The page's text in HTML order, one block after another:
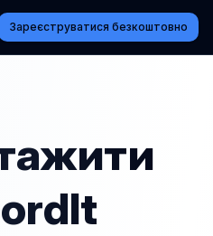
Зареєструватися безкоштовно